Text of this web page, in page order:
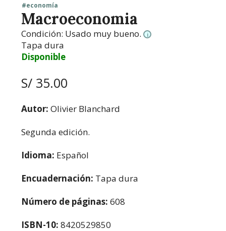
#economía
Macroeconomia
Condición: Usado muy bueno. i
Tapa dura
Disponible
S/ 35.00
Autor: Olivier Blanchard
Segunda edición.
Idioma: Español
Encuadernación: Tapa dura
Número de páginas: 608
ISBN-10: 8420529850